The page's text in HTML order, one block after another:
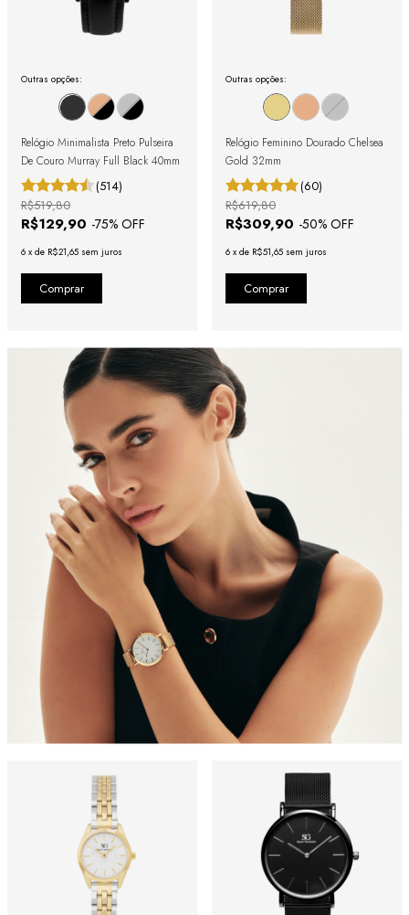
Outras opções:
Relógio Minimalista Preto Pulseira
De Couro Murray Full Black 40mm
(514)
R$129,90 -75% OFF
R$519,80
6 x de R$21,65 sem juros
Outras opções:
Relógio Feminino Dourado Chelsea
Gold 32mm
(60)
R$309,90 -50% OFF
R$619,80
6 x de R$51,65 sem juros